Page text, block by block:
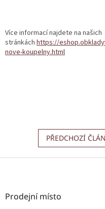
Více informací najdete na našich
stránkách https://
nove-koupelny.html
PŘEDCHOZÍ
Z
Prodejní místo